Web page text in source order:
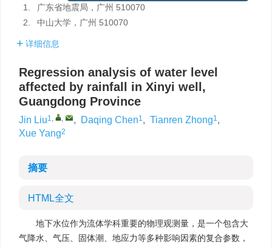
1.
广东省地震局，广州 510070
2.
中山大学，广州 510070
详细信息
Regression analysis of water level
affected by rainfall in Xinyi well,
Guangdong Province
Jin Liu1, , , Daqing Chen1, Tianren Zhong1,
Xue Yang2
摘要
HTML全文
地下水位作为流体学科重要的物理观测量，是一个包含大
气降水、气压、固体潮、地应力等多种影响因素的复合参数，